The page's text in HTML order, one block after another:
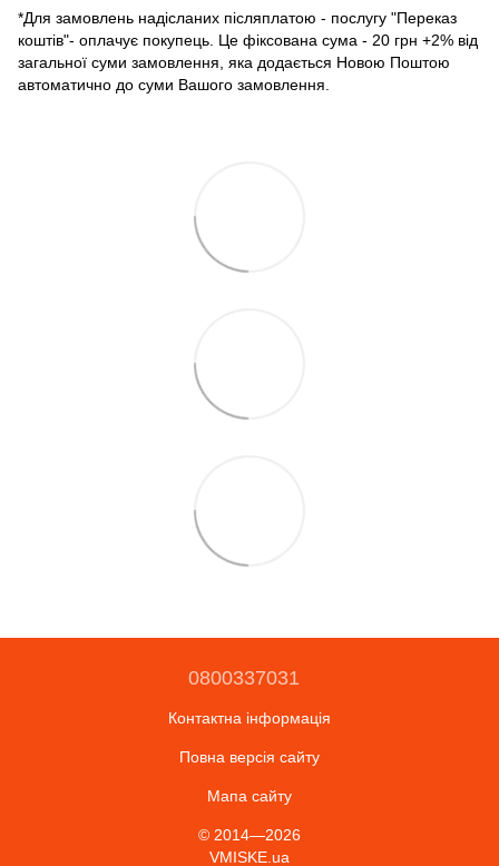
*Для замовлень надісланих післяплатою - послугу "Переказ
коштів"- оплачує покупець. Це фіксована сума - 20 грн +2% від
загальної суми замовлення, яка додається Новою Поштою
автоматично до суми Вашого замовлення.
0800337031
Контактна інформація
Повна версія сайту
Мапа сайту
© 2014—2026
VMISKE.ua